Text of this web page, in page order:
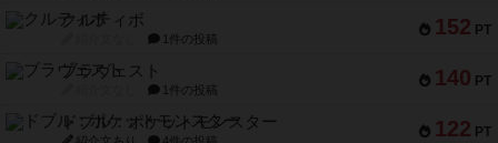
152 PT
クルティボ
1件の投稿
140 PT
ブラヴェスト
1件の投稿
122 PT
ドブル：ポケットモンスター